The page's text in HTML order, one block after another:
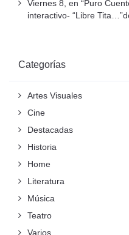
Viernes 8, en “Puro
interactivo- “Libre
Categorías
Artes Visuales
Cine
Destacadas
Historia
Home
Literatura
Música
Teatro
Varios